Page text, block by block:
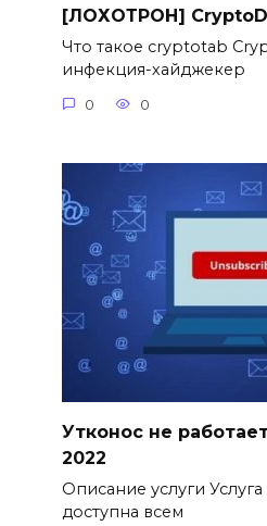
[ЛОХОТРОН]
Что такое cryptotab
инфекция-хайджекер
0 0
Утконос не
2022
Описание услуги
доступна всем